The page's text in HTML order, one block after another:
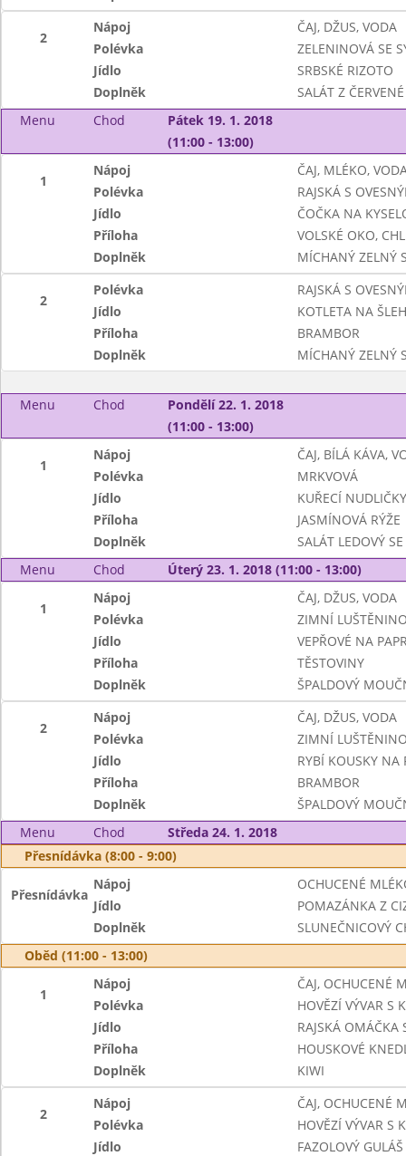
2
Nápoj
ČAJ, DŽUS, VODA
Polévka
ZELENINOVÁ SE
Jídlo
SRBSKÉ RIZOTO
Doplněk
SALÁT Z
Menu
Chod
Pátek 19. 1. 2018
(11:00 - 13:00)
1
Nápoj
ČAJ, MLÉKO,
Polévka
RAJSKÁ S
Jídlo
ČOČKA NA
Příloha
VOLSKÉ OKO,
Doplněk
MÍCHANÝ ZELNÝ
2
Polévka
RAJSKÁ S
Jídlo
KOTLETA NA
Příloha
BRAMBOR
Doplněk
MÍCHANÝ ZELNÝ
Menu Chod
Pondělí 22. 1. 2018
(11:00 - 13:00)
1
Nápoj
ČAJ, BÍLÁ KÁVA,
Polévka
MRKVOVÁ
Jídlo
KUŘECÍ
Příloha
JASMÍNOVÁ RÝŽE
Doplněk
SALÁT LEDOVÝ
Menu
Chod Úterý 23. 1. 2018 (11:00 - 13:00)
1
Nápoj
ČAJ, DŽUS, VODA
Polévka
ZIMNÍ
Jídlo
VEPŘOVÉ NA
Příloha
TĚSTOVINY
Doplněk
ŠPALDOVÝ
2
Nápoj
ČAJ, DŽUS, VODA
Polévka
ZIMNÍ
Jídlo
RYBÍ KOUSKY NA
Příloha
BRAMBOR
Doplněk
ŠPALDOVÝ
Menu
Chod
Středa 24. 1. 2018
Přesnídávka (8:00 - 9:00)
Přesnídávka
Nápoj
OCHUCENÉ
Jídlo
POMAZÁNKA Z
Doplněk
SLUNEČNICOVÝ
Oběd (11:00 - 13:00)
1
Nápoj
ČAJ, OCHUCENÉ
Polévka
HOVĚZÍ VÝVAR S
Jídlo
RAJSKÁ
Příloha
HOUSKOVÉ
Doplněk
KIWI
2
Nápoj
ČAJ, OCHUCENÉ
Polévka
HOVĚZÍ VÝVAR S
Jídlo
FAZOLOVÝ